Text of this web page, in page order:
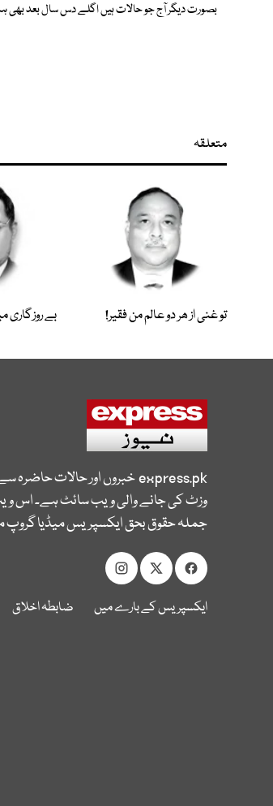
بصورت دیگر آج جو حالات ہیں اگلے دس سال بعد بھی
متعلقہ
تو غنی از ھر دو عالم من فقیر! بے روزگاری
express.pkخبروں اور حالات حاضرہ
وزٹ کی جانے والی ویب سائٹ ہے۔ اس
جملہ حقوق بحق ایکسپریس میڈیا گروپ
ایکسپریس کے بارے میں ضابطہ اخلاق